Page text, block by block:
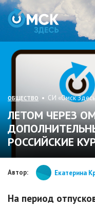
ОБЩЕСТВО • СИ «Омск
ЛЕТОМ ЧЕРЕЗ
РОССИЙСКИЕ
Автор: Екатерина
На период